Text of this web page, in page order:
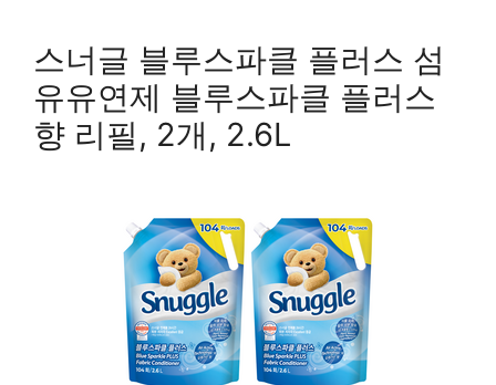
스너글 블루스파클 플러스 섬
유유연제 블루스파클 플러스
향 리필, 2개, 2.6L